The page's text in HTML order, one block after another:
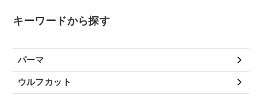
キーワードから探す
パーマ
ウルフカット